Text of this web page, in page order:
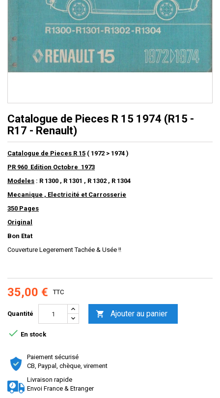
Catalogue de Pieces R 15 1974 (R15 -
R17 - Renault)
Catalogue de Pieces R 15 ( 1972 > 1974 )
PR 960 Edition Octobre 1973
Modeles : R 1300 , R 1301 , R 1302 , R 1304
Mecanique , Electricité et Carrosserie
350 Pages
Original
Bon Etat
Couverture Legerement Tachée & Usée !!
35,00 € TTC
Quantité  Ajouter au panier
 En stock
Paiement sécurisé
CB, Paypal, chèque, virement
Livraison rapide
Envoi France & Etranger